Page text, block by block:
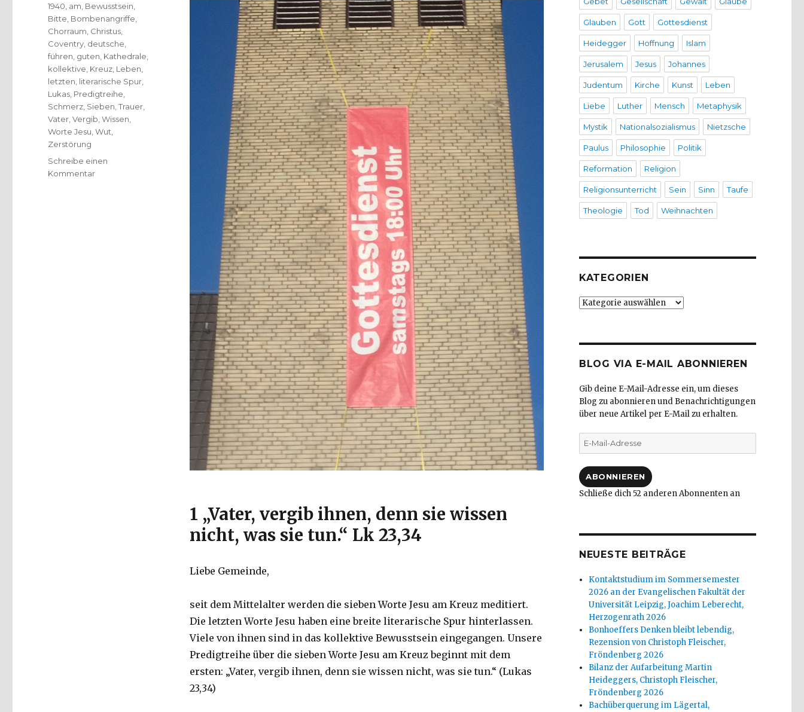
1 „Vater, vergib ihnen, denn sie wissen
nicht, was sie tun.“ Lk 23,34
Liebe Gemeinde,
seit dem Mittelalter werden die sieben Worte Jesu am Kreuz meditiert.
Die letzten Worte Jesu haben eine breite literarische Spur hinterlassen.
Viele von ihnen sind in das kollektive Bewusstsein eingegangen. Unsere
Predigtreihe über die sieben Worte Jesu am Kreuz beginnt mit dem
ersten: „Vater, vergib ihnen, denn sie wissen nicht, was sie tun.“ (Lukas
23,34)
Schlagwörter
1940 am Bewusstsein
Bitte Bombenangriffe
Chorraum Christus
Coventry deutsche
führen guten Kathedrale
kollektive Kreuz Leben
letzten literarische Spur
Lukas Predigtreihe
Schmerz Sieben ,Trauer
Vater ,Vergib ,Wissen
Worte Jesu ,Wut
Zerstörung
Schreibe einen
Kommentarzu
Glauben Gott Gottesdienst
Heidegger Hoffnung Islam
Jerusalem Jesus Johannes
Judentum Kirche Kunst Leben
Liebe Luther Mensch Metaphysik
Mystik Nationalsozialismus Nietzsche
Paulus Philosophie Politik
Reformation Religion
Religionsunterricht Sein Sinn Taufe
Theologie Tod Weihnachten
KATEGORIEN
Kategorien
BLOG VIA E-MAIL ABONNIEREN
Gib deine E-Mail-Adresse ein, um dieses
Blog zu abonnieren und Benachrichtigungen
über neue Artikel per E-Mail zu erhalten.
E-
Mail-
ABONNIEREN
Schließe dich 52 anderen Abonnenten an
NEUESTE BEITRÄGE
Kontaktstudium im Sommersemester
2026 an der Evangelischen Fakultät der
Universität Leipzig, Joachim Leberecht,
Herzogenrath 2026
Bonhoeffers Denken bleibt lebendig,
Rezension von Christoph Fleischer,
Fröndenberg 2026
Bilanz der Aufarbeitung Martin
Heideggers, Christoph Fleischer,
Fröndenberg 2026
Bachüberquerung im Lägertal,